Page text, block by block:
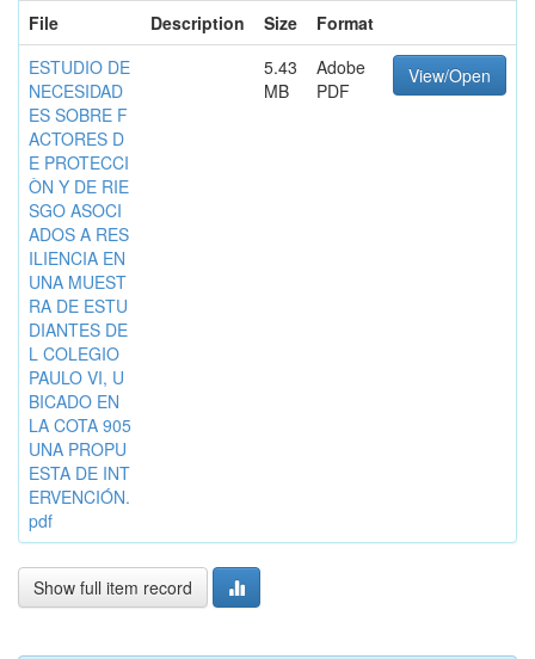
File
Description Size
Format
ESTUDIO DE
NECESIDAD
ES SOBRE F
ACTORES D
E PROTECCI
ÒN Y DE RIE
SGO ASOCI
ADOS A RES
ILIENCIA EN
UNA MUEST
RA DE ESTU
DIANTES DE
L COLEGIO
PAULO VI, U
BICADO EN
LA COTA 905
UNA PROPU
ESTA DE INT
ERVENCIÓN.
pdf
5.43
MB
Adobe
PDF
View/Open
Show full item record